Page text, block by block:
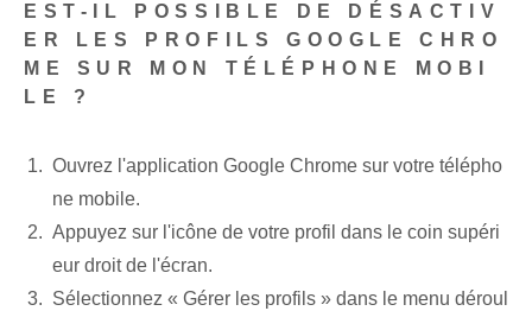
EST-IL POSSIBLE DE DÉSACTIV
ER LES PROFILS GOOGLE CHRO
ME SUR MON TÉLÉPHONE MOBI
LE ?
Ouvrez l'application Google Chrome sur votre télépho
ne mobile.
Appuyez sur l'icône de votre profil dans le coin supéri
eur droit de l'écran.
Sélectionnez « Gérer les profils » dans le menu déroul